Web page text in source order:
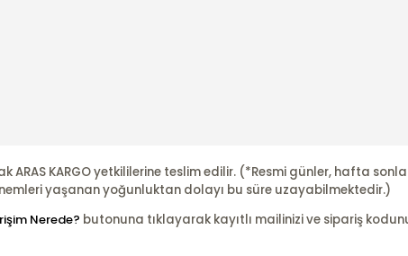
ARAS KARGO yetkililerine teslim edilir. (*Resmi günler, hafta
yaşanan yoğunluktan dolayı bu süre uzayabilmektedir.)
Nerede? butonuna tıklayarak kayıtlı mailinizi ve sipariş